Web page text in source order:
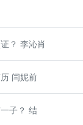
？ 李沁肖
闫妮前
子？ 结